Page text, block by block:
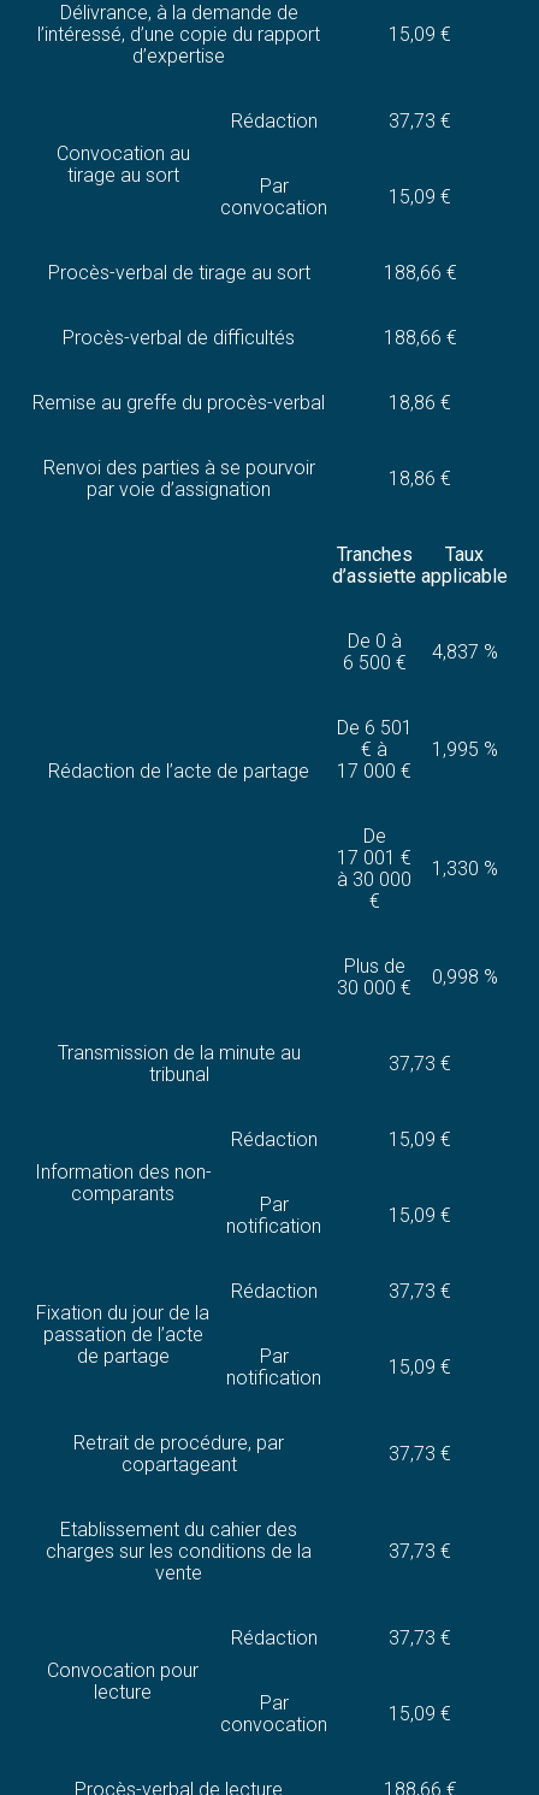
Délivrance, à la demande de
l’intéressé, d’une copie du rapport
d’expertise
15,09 €
Convocation au
tirage au sort
Rédaction 37,73 €
Par
convocation
15,09 €
Procès-verbal de tirage au sort 188,66 €
Procès-verbal de difficultés 188,66 €
Remise au greffe du procès-verbal 18,86 €
Renvoi des parties à se pourvoir
par voie d’assignation
18,86 €
Rédaction de l’acte de partage
Tranches
d’assiette
Taux
applicable
De 0 à
6 500 €
4,837 %
De 6 501
€ à
17 000 €
1,995 %
De
17 001 €
à 30 000
€
1,330 %
Plus de
30 000 €
0,998 %
Transmission de la minute au
tribunal
37,73 €
Information des non-
comparants
Rédaction 15,09 €
Par
notification
15,09 €
Fixation du jour de la
passation de l’acte
de partage
Rédaction 37,73 €
Par
notification
15,09 €
Retrait de procédure, par
copartageant
37,73 €
Etablissement du cahier des
charges sur les conditions de la
vente
37,73 €
Convocation pour
lecture
Rédaction 37,73 €
Par
convocation
15,09 €
Procès-verbal de lecture 188,66 €